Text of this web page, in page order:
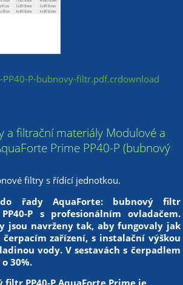
PP40-P-bubnovy-filtr.pdf.crdownload
a filtrační materiály Modulové a
Prime PP40-P (bubnový
filtry s řídící jednotkou.
řady AquaForte: bubnový filtr
P s profesionálním ovladačem.
jsou navrženy tak, aby fungovaly jak
zařízení, s instalační výškou
vody. V sestavách s čerpadlem
30%.
filtr PP40-P AquaForte Prime je